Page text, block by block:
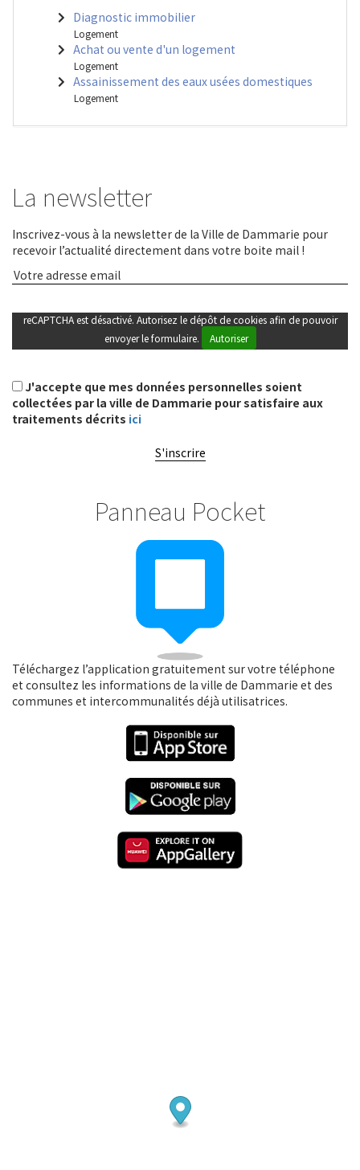
Diagnostic immobilier
Logement
Achat ou vente d'un logement
Logement
Assainissement des eaux usées domestiques
Logement
La newsletter
Inscrivez-vous à la newsletter de la Ville de Dammarie pour
recevoir l’actualité directement dans votre boite mail !
reCAPTCHA est désactivé. Autorisez le dépôt de cookies afin de pouvoir
envoyer le formulaire.
Autoriser
J'accepte que mes données personnelles soient
collectées par la ville de Dammarie pour satisfaire aux
traitements décrits ici
S'inscrire
Panneau Pocket
Téléchargez l’application gratuitement sur votre téléphone
et consultez les informations de la ville de Dammarie et des
communes et intercommunalités déjà utilisatrices.